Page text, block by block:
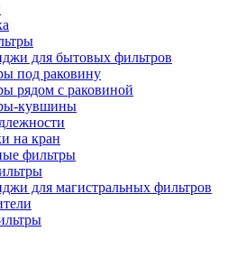
для бытовых фильтров
под раковину
рядом с раковиной
кувшины
на кран
фильтры
для магистральных фильтров